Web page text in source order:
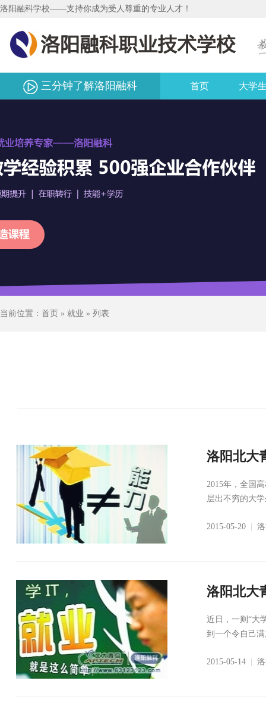
洛阳融科学校——支持你成为受人尊重的专业人才！
三分钟了解洛阳融科 首页 大学
当前位置： 首页 » 就业 » 列表
洛阳北大
2015年，全国
层出不穷的大
2015-05-20
洛阳北大
近日，一则“大
到一个令自己
2015-05-14